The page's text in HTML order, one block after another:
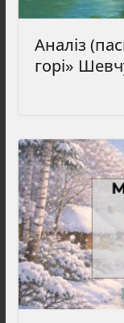
Аналіз
горі»